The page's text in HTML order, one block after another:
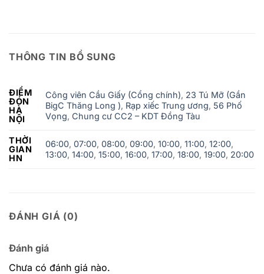
THÔNG TIN BỔ SUNG
ĐIỂM
ĐÓN
HÀ
NỘI
Công viên Cầu Giấy (Cổng chính), 23 Tú Mỡ (Gần
BigC Thăng Long ), Rạp xiếc Trung ương, 56 Phố
Vọng, Chung cư CC2 – KDT Đồng Tàu
THỜI
GIAN
HN
06:00,07:00,08:00,09:00,10:00,11:00,12:00,
13:00,14:00,15:00,16:00,17:00,18:00,19:00, 20:00
ĐÁNH GIÁ (0)
Đánh giá
Chưa có đánh giá nào.